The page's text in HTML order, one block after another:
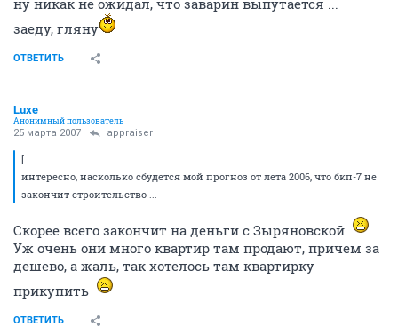
ну никак не ожидал, что заварин выпутается ...
заеду, гляну
ОТВЕТИТЬ
Luxe
Анонимный пользователь
25 марта 2007 appraiser
[
интересно, насколько сбудется мой прогноз от лета 2006, что бкп-7 не
закончит строительство ...
Скорее всего закончит на деньги с Зыряновской
Уж очень они много квартир там продают, причем за
дешево, а жаль, так хотелось там квартирку
прикупить
ОТВЕТИТЬ